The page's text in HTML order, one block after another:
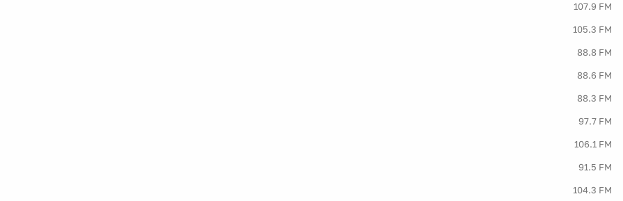
107.9 FM
105.3 FM
88.8 FM
88.6 FM
88.3 FM
97.7 FM
106.1 FM
91.5 FM
104.3 FM